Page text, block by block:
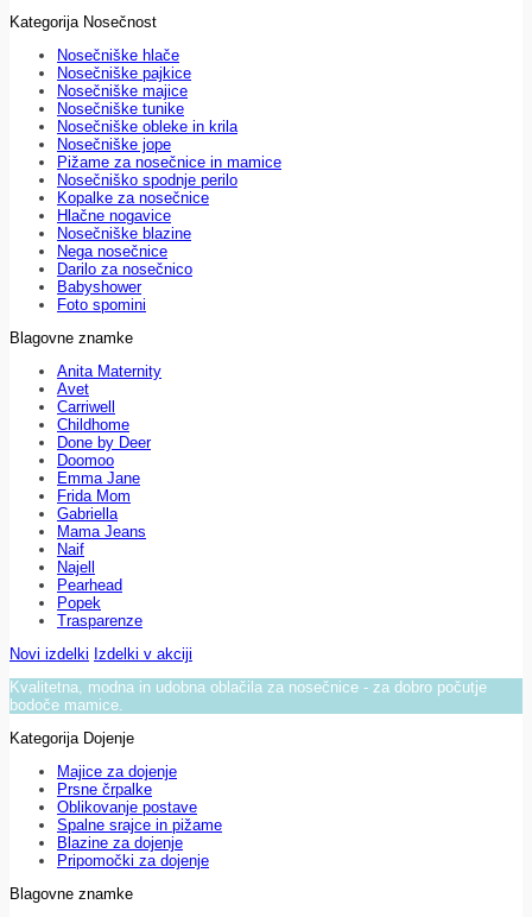
Kategorija Nosečnost
Nosečniške hlače
Nosečniške pajkice
Nosečniške majice
Nosečniške tunike
Nosečniške obleke in krila
Nosečniške jope
Pižame za nosečnice in mamice
Nosečniško spodnje perilo
Kopalke za nosečnice
Hlačne nogavice
Nosečniške blazine
Nega nosečnice
Darilo za nosečnico
Babyshower
Foto spomini
Blagovne znamke
Anita Maternity
Avet
Carriwell
Childhome
Done by Deer
Doomoo
Emma Jane
Frida Mom
Gabriella
Mama Jeans
Naif
Najell
Pearhead
Popek
Trasparenze
Novi izdelki Izdelki v akciji
Kvalitetna, modna in udobna oblačila za nosečnice - za dobro počutje
bodoče mamice.
Kategorija Dojenje
Majice za dojenje
Prsne črpalke
Oblikovanje postave
Spalne srajce in pižame
Blazine za dojenje
Pripomočki za dojenje
Blagovne znamke